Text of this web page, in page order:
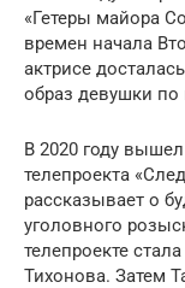
«Гетеры майора
времен начала
актрисе
образ девушки
В 2020 году
телепроекта
рассказывает о
уголовного
телепроекте
Тихонова. Затем